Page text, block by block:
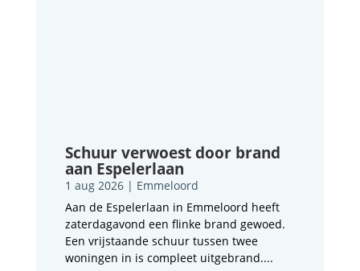
Schuur verwoest door brand
aan Espelerlaan
1 aug 2026| Emmeloord
Aan de Espelerlaan in Emmeloord heeft
zaterdagavond een flinke brand gewoed.
Een vrijstaande schuur tussen twee
woningen in is compleet uitgebrand....